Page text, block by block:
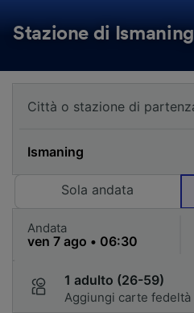
Stazione di Ismaning
Sola andata
Andata
1 adulto (26-59)
Aggiungi carte fedeltà